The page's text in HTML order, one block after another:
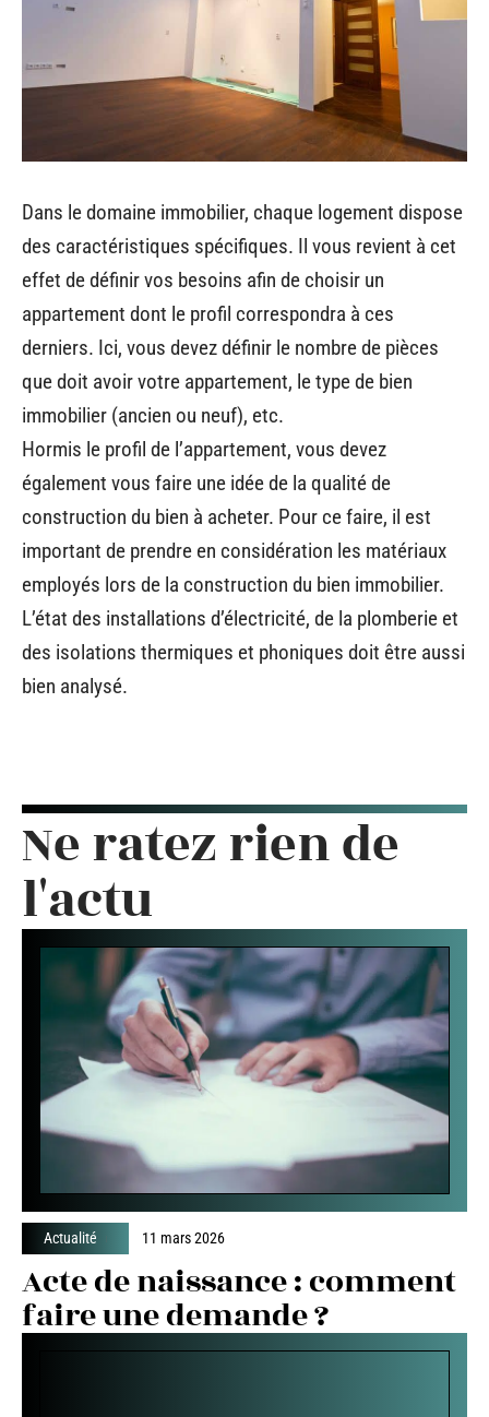
Dans le domaine immobilier, chaque logement dispose
des caractéristiques spécifiques. Il vous revient à cet
effet de définir vos besoins afin de choisir un
appartement dont le profil correspondra à ces
derniers. Ici, vous devez définir le nombre de pièces
que doit avoir votre appartement, le type de bien
immobilier (ancien ou neuf), etc.
Hormis le profil de l’appartement, vous devez
également vous faire une idée de la qualité de
construction du bien à acheter. Pour ce faire, il est
important de prendre en considération les matériaux
employés lors de la construction du bien immobilier.
L’état des installations d’électricité, de la plomberie et
des isolations thermiques et phoniques doit être aussi
bien analysé.
Ne ratez rien de
l'actu
Actualité 11 mars 2026
Acte de naissance : comment
faire une demande ?